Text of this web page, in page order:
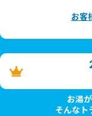
お客
お湯
そんなト